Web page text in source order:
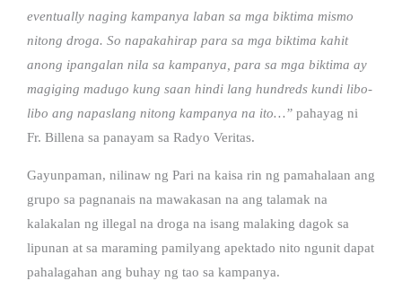
eventually naging kampanya laban sa mga biktima mismo
nitong droga. So napakahirap para sa mga biktima kahit
anong ipangalan nila sa kampanya, para sa mga biktima ay
magiging madugo kung saan hindi lang hundreds kundi libo-
libo ang napaslang nitong kampanya na ito…” pahayag ni
Fr. Billena sa panayam sa Radyo Veritas.
Gayunpaman, nilinaw ng Pari na kaisa rin ng pamahalaan ang
grupo sa pagnanais na mawakasan na ang talamak na
kalakalan ng illegal na droga na isang malaking dagok sa
lipunan at sa maraming pamilyang apektado nito ngunit dapat
pahalagahan ang buhay ng tao sa kampanya.